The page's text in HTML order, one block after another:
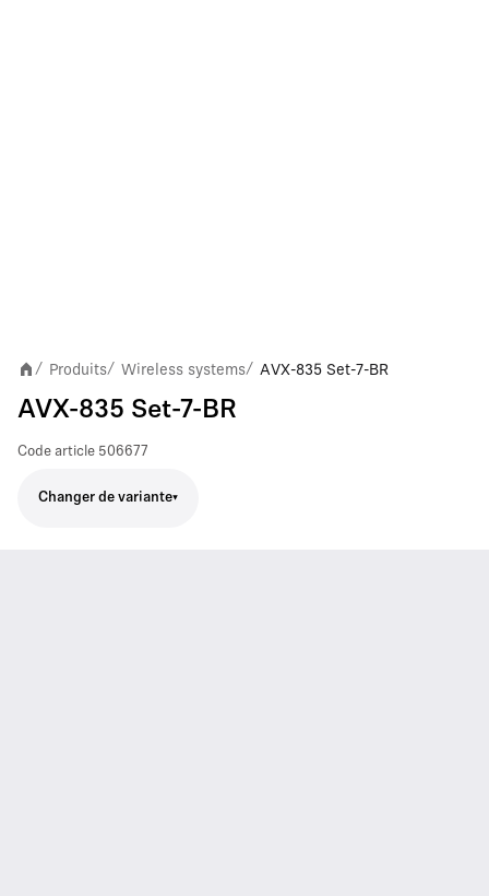
/ Produits/ Wireless systems/ AVX-835 Set-7-BR
AVX-835 Set-7-BR
Code article 506677
Changer de variante